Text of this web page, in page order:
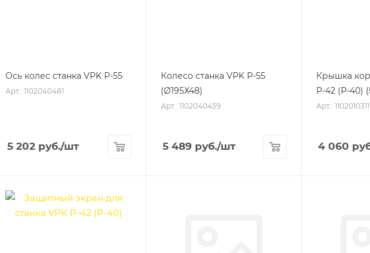
Ось колес станка VPK Р-55
Арт.: 1102040481
5 202 руб./шт
Колесо станка VPK Р-55
(Ø195Х48)
Арт.: 1102040459
5 489 руб./шт
Крышка
Р-42 (Р-40)
Арт.: 1102010311
4 060